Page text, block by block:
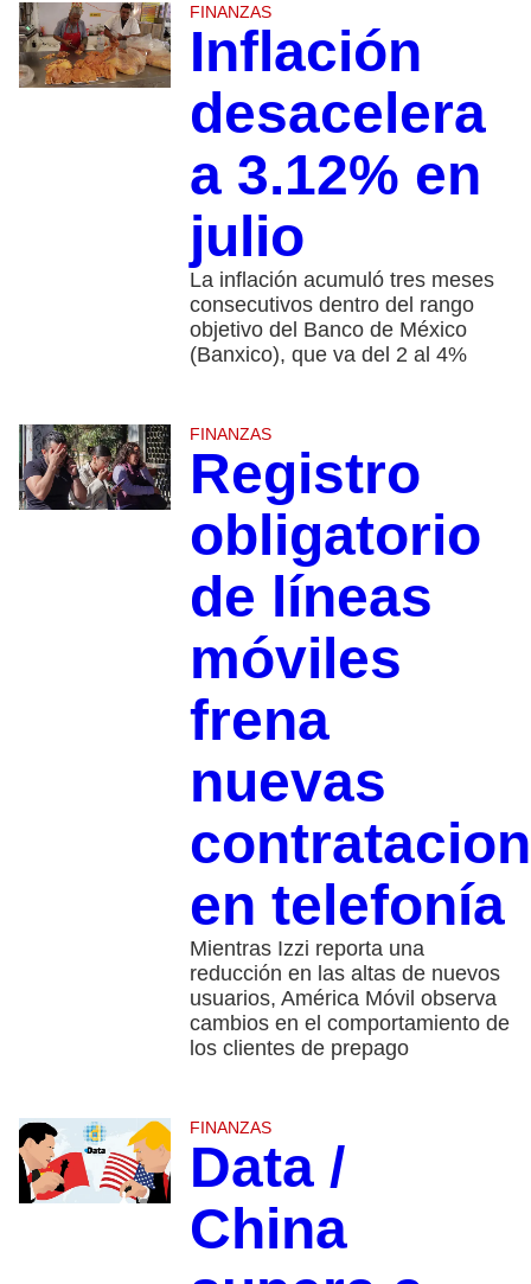
FINANZAS
Inflación
desacelera
a 3.12% en
julio
La inflación acumuló tres meses
consecutivos dentro del rango
objetivo del Banco de México
(Banxico), que va del 2 al 4%
FINANZAS
Registro
obligatorio
de líneas
móviles
frena
nuevas
en telefonía
Mientras Izzi reporta una
reducción en las altas de nuevos
usuarios, América Móvil observa
cambios en el comportamiento de
los clientes de prepago
FINANZAS
Data /
China